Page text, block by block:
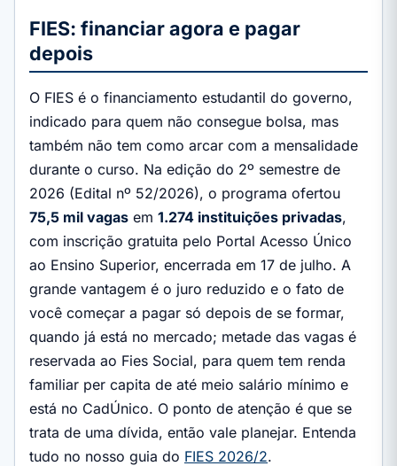
FIES: financiar agora e pagar
depois
O FIES é o financiamento estudantil do governo,
indicado para quem não consegue bolsa, mas
também não tem como arcar com a mensalidade
durante o curso. Na edição do 2º semestre de
2026 (Edital nº 52/2026), o programa ofertou
75,5 mil vagas em 1.274 instituições privadas,
com inscrição gratuita pelo Portal Acesso Único
ao Ensino Superior, encerrada em 17 de julho. A
grande vantagem é o juro reduzido e o fato de
você começar a pagar só depois de se formar,
quando já está no mercado; metade das vagas é
reservada ao Fies Social, para quem tem renda
familiar per capita de até meio salário mínimo e
está no CadÚnico. O ponto de atenção é que se
trata de uma dívida, então vale planejar. Entenda
tudo no nosso guia do FIES 2026/2.